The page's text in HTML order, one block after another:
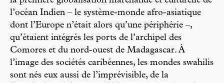
l’océan Indien – le système-monde afro-asiatique
dont l’Europe n’était alors qu’une périphérie –,
qu’étaient intégrés les ports de l’archipel des
Comores et du nord-ouest de Madagascar. À
l’image des sociétés caribéennes, les mondes swahilis
sont nés eux aussi de l’imprévisible, de la